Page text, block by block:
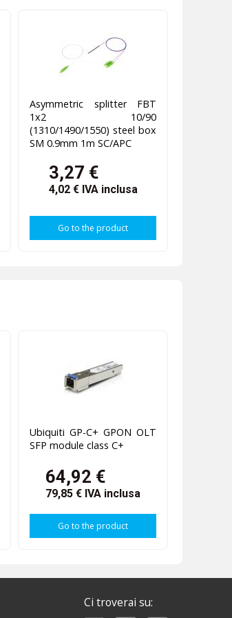
Asymmetric splitter FBT
1x2 10/90
(1310/1490/1550) steel box
SM 0.9mm 1m SC/APC
3,27 €
4,02 € IVA inclusa
Go to the product
Ubiquiti GP-C+ GPON OLT
SFP module class C+
64,92 €
79,85 € IVA inclusa
Go to the product
Ci troverai su: